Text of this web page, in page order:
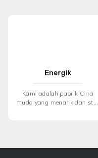
Energik
Kami adalah pabrik Cina
muda yang menarik dan staf
menempatkan semua